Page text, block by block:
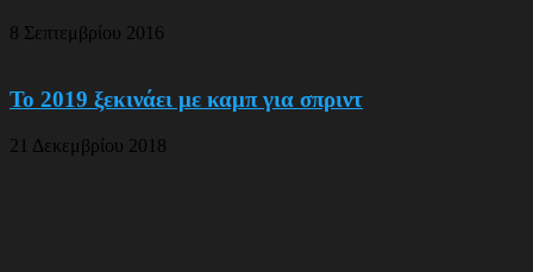
8 Σεπτεμβρίου 2016
Το 2019 ξεκινάει με καμπ για σπριντ
21 Δεκεμβρίου 2018